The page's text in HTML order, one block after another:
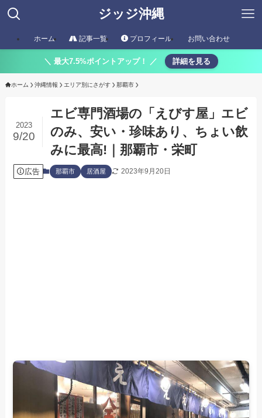
ジッジ沖縄
ホーム 記事一覧 プロフィール お問い合わせ
＼ 最大7.5%ポイントアップ！ ／ 詳細を見る
ホーム 沖縄情報 エリア別にさがす 那覇市
エビ専門酒場の「えびす屋」エビ
のみ、安い・珍味あり、ちょい飲
みに最高!｜那覇市・栄町
2023
9/20
広告 那覇市 居酒屋 2023年9月20日